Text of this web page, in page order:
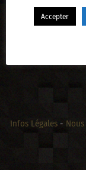
Infos Légales -
Accepter